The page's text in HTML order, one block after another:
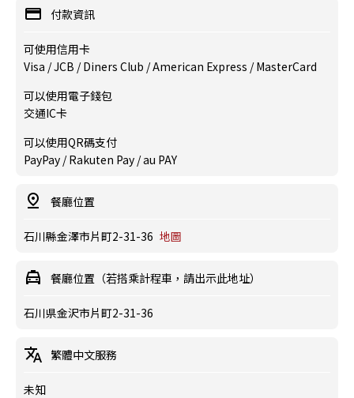
付款資訊
可使用信用卡
Visa / JCB / Diners Club / American Express / MasterCard
可以使用電子錢包
交通IC卡
可以使用QR碼支付
PayPay / Rakuten Pay / au PAY
餐廳位置
石川縣金澤市片町2-31-36 地圖
餐廳位置（若搭乘計程車，請出示此地址）
石川県金沢市片町2-31-36
繁體中文服務
未知